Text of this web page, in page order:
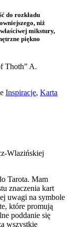
do rozkładu
niż
mikstury,
piękno
Thoth” A.
Inspiracje, Karta
Wlazińskiej
Tarota. Mam
znaczenia kart
uwagi na symbole
które promują
poddanie się
wszystkie